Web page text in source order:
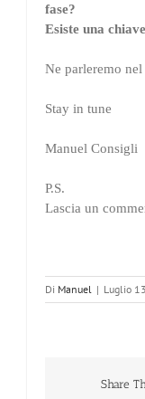
fase?
Esiste una
Ne parleremo
Stay in tune
Manuel Consigli
P.S.
Lascia un
Di Manuel | Luglio
Share